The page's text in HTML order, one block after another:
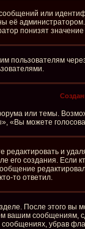
или
её
понизят
пользователям
или темы.
«Вы можете
и
его создания.
то ответил.
После этого вы
вашим
сообщениях, убрав